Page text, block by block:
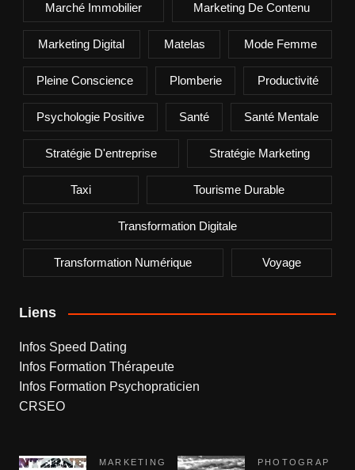
Marché Immobilier Marketing De Contenu
Marketing Digital Matelas Mode Femme
Pleine Conscience Plomberie Productivité
Psychologie Positive Santé Santé Mentale
Stratégie D'entreprise Stratégie Marketing
Taxi Tourisme Durable
Transformation Digitale
Transformation Numérique Voyage
Liens
Infos Speed Dating
Infos Formation Thérapeute
Infos Formation Psychopraticien
CRSEO
MARKETING
PHOTOGRAP